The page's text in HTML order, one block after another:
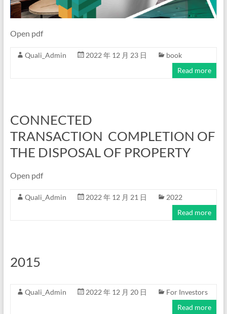
Open pdf
Quali_Admin 2022 年 12 月 23 日
book
Read more
CONNECTED
TRANSACTION COMPLETION OF
THE DISPOSAL OF PROPERTY
Open pdf
Quali_Admin 2022 年 12 月 21 日
2022
Read more
2015
Quali_Admin 2022 年 12 月 20 日
For Investors
Read more